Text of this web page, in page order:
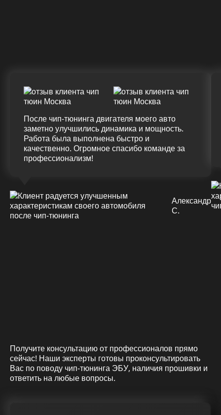
После чип-тюнинга двигателя моего авто
заметно улучшились динамика и мощность.
Работа была выполнена быстро и
качественно. Огромное спасибо команде за
профессионализм!
Александр
С.
Получите консультацию от профессионалов прямо
сейчас! Наши эксперты готовы проконсультировать
Вас по поводу чип-тюнинга ЭБУ, наличия прошивки и
ответить на любые вопросы.